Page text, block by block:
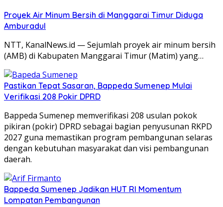
Proyek Air Minum Bersih di Manggarai Timur Diduga
Amburadul
NTT, KanalNews.id — Sejumlah proyek air minum bersih
(AMB) di Kabupaten Manggarai Timur (Matim) yang…
Pastikan Tepat Sasaran, Bappeda Sumenep Mulai
Verifikasi 208 Pokir DPRD
Bappeda Sumenep memverifikasi 208 usulan pokok
pikiran (pokir) DPRD sebagai bagian penyusunan RKPD
2027 guna memastikan program pembangunan selaras
dengan kebutuhan masyarakat dan visi pembangunan
daerah.
Bappeda Sumenep Jadikan HUT RI Momentum
Lompatan Pembangunan